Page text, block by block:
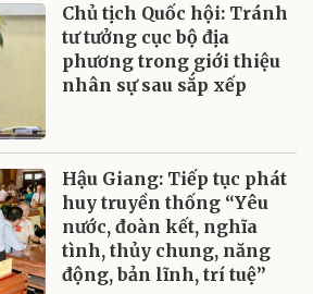
Chủ tịch Quốc hội: Tránh
tư tưởng cục bộ địa
phương trong giới thiệu
nhân sự sau sắp xếp
Hậu Giang: Tiếp tục phát
huy truyền thống “Yêu
nước, đoàn kết, nghĩa
tình, thủy chung, năng
động, bản lĩnh, trí tuệ”